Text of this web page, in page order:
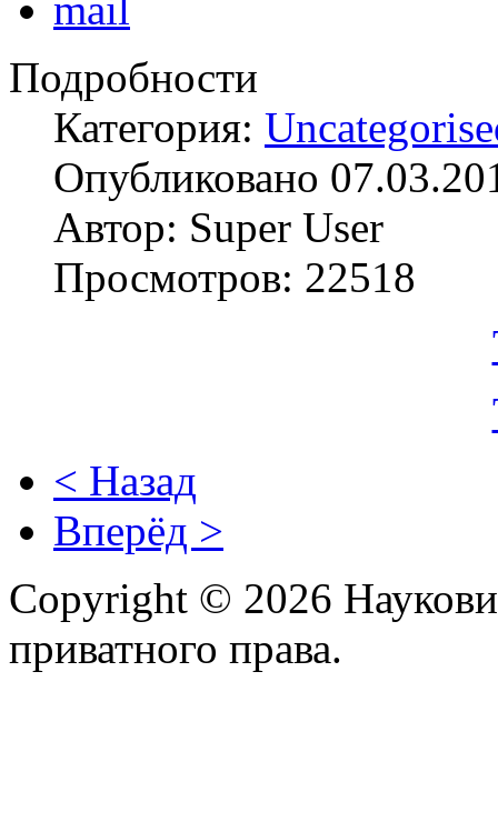
Подробности
Категория:
Опубликовано
Автор: Super User
Просмотров: 22518
< Назад
Вперёд >
Copyright © 2026
приватного права.